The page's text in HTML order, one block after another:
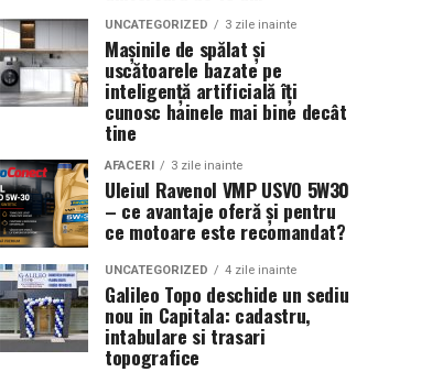
UNCATEGORIZED 3 zile inainte
Mașinile de spălat și
uscătoarele bazate pe
inteligență artificială îți
cunosc hainele mai bine decât
tine
AFACERI 3 zile inainte
Uleiul Ravenol VMP USVO 5W30
– ce avantaje oferă și pentru
ce motoare este recomandat?
UNCATEGORIZED 4 zile inainte
Galileo Topo deschide un sediu
nou in Capitala: cadastru,
intabulare si trasari
topografice